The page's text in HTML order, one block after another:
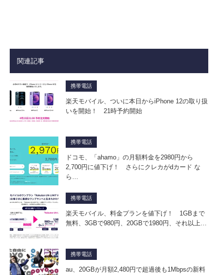
関連記事
携帯電話
楽天モバイル、ついに本日からiPhone 12の取り扱
いを開始！ 21時予約開始
携帯電話
ドコモ、「ahamo」の月額料金を2980円から
2,700円に値下げ！ さらにクレカがdカード な
ら…
携帯電話
楽天モバイル、料金プランを値下げ！ 1GBまで
無料、3GBで980円、20GBで1980円、それ以上…
携帯電話
au、20GBが月額2,480円で超過後も1Mbpsの新料